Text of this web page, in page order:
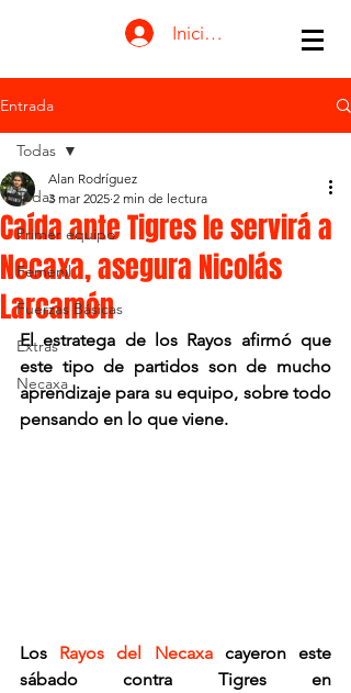
Iniciar sesión
Entrada
Todas
Primer equipo
Femenil
Fuerzas Básicas
Extras
Necaxa
Todas
Caída ante Tigres le servirá a
Necaxa, asegura Nicolás
Larcamón
Alan Rodríguez
3 mar 2025 2 min de lectura
El estratega de los Rayos afirmó que
este tipo de partidos son de mucho
aprendizaje para su equipo, sobre todo
pensando en lo que viene.
Los Rayos del Necaxa cayeron este
sábado contra Tigres en